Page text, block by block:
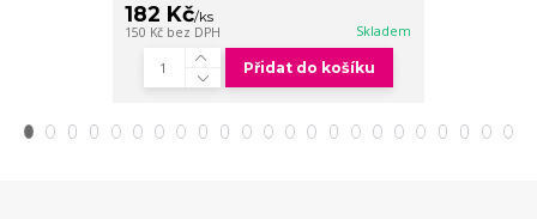
182 Kč/ks
150 Kč bez DPH Skladem
Přidat do košíku